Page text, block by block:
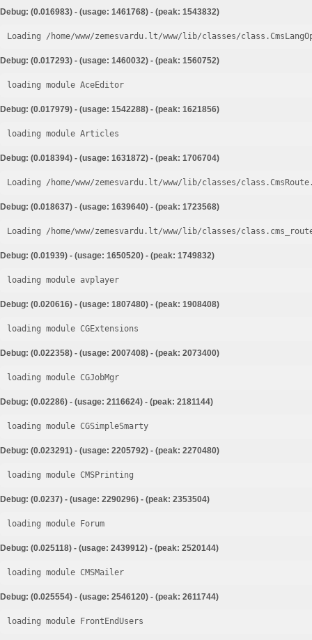
Debug: (0.016983) - (usage: 1461768) - (peak: 1543832)
Loading /home/www/zemesvardu.lt/www/lib/classes/
Debug: (0.017293) - (usage: 1460032) - (peak: 1560752)
loading module AceEditor
Debug: (0.017979) - (usage: 1542288) - (peak: 1621856)
loading module Articles
Debug: (0.018394) - (usage: 1631872) - (peak: 1706704)
Loading /home/www/zemesvardu.lt/www/lib/classes/
Debug: (0.018637) - (usage: 1639640) - (peak: 1723568)
Loading /home/www/zemesvardu.lt/www/lib/classes/
Debug: (0.01939) - (usage: 1650520) - (peak: 1749832)
loading module avplayer
Debug: (0.020616) - (usage: 1807480) - (peak: 1908408)
loading module CGExtensions
Debug: (0.022358) - (usage: 2007408) - (peak: 2073400)
loading module CGJobMgr
Debug: (0.02286) - (usage: 2116624) - (peak: 2181144)
loading module CGSimpleSmarty
Debug: (0.023291) - (usage: 2205792) - (peak: 2270480)
loading module CMSPrinting
Debug: (0.0237) - (usage: 2290296) - (peak: 2353504)
loading module Forum
Debug: (0.025118) - (usage: 2439912) - (peak: 2520144)
loading module CMSMailer
Debug: (0.025554) - (usage: 2546120) - (peak: 2611744)
loading module FrontEndUsers